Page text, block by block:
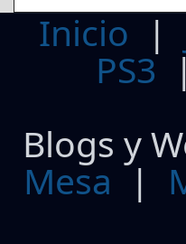
Inicio |
PS3
Blogs y
Mesa |